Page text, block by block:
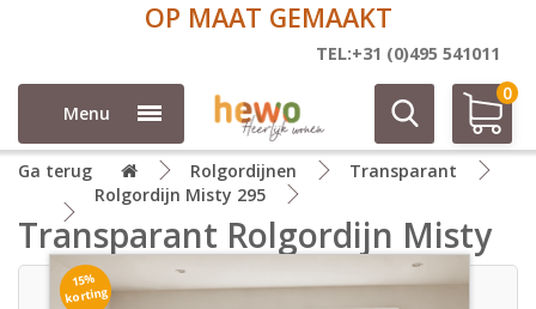
OP MAAT GEMAAKT
TEL:+31 (0)495 541011
Menu
0
Ga terug Rolgordijnen
Transparant
Rolgordijn Misty 295
Transparant Rolgordijn Misty
15%
korting